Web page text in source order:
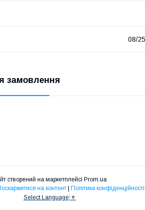
08/
замовлення
створений на маркетплейсі Prom.ua
на контент
Політика конфіденційності
Select Language ▼